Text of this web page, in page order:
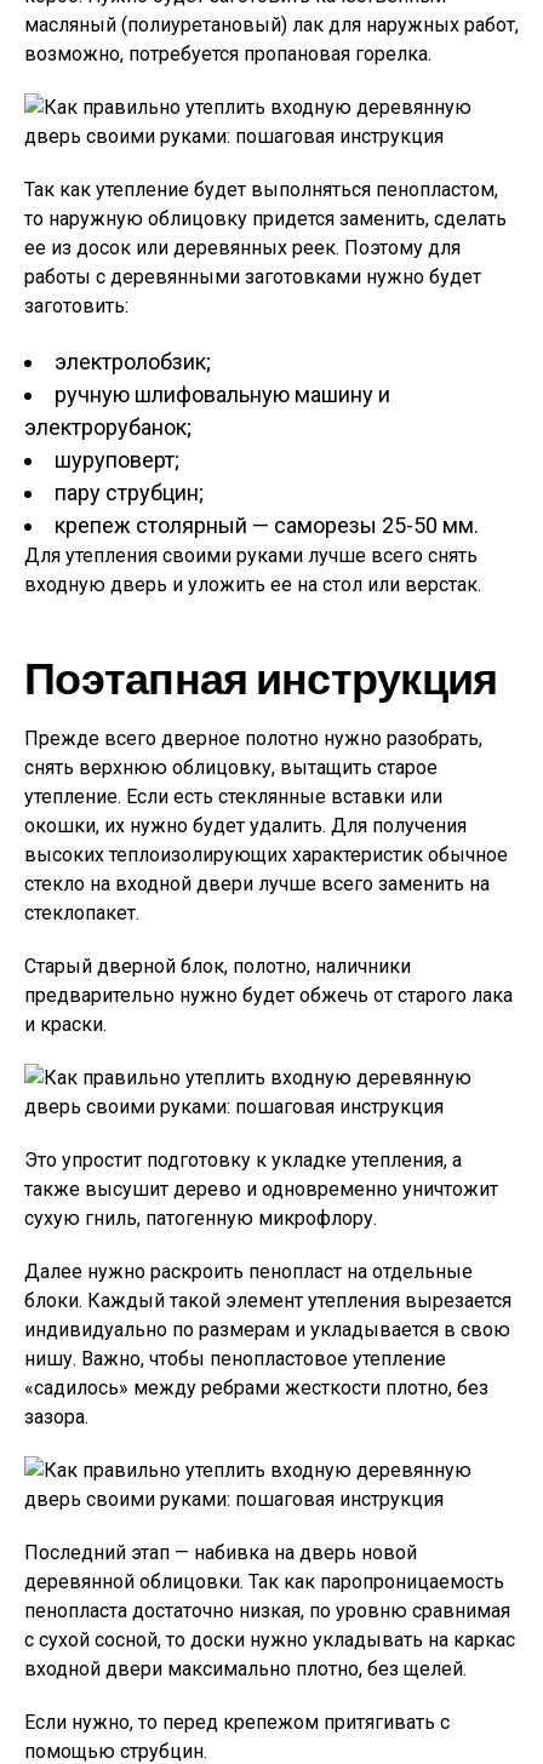
масляный (полиуретановый) лак для наружных работ,
возможно, потребуется пропановая горелка.
Так как утепление будет выполняться пенопластом,
то наружную облицовку придется заменить, сделать
ее из досок или деревянных реек. Поэтому для
работы с деревянными заготовками нужно будет
заготовить:
электролобзик;
ручную шлифовальную машину и
электрорубанок;
шуруповерт;
пару струбцин;
крепеж столярный — саморезы 25-50 мм.
Для утепления своими руками лучше всего снять
входную дверь и уложить ее на стол или верстак.
Поэтапная инструкция
Прежде всего дверное полотно нужно разобрать,
снять верхнюю облицовку, вытащить старое
утепление. Если есть стеклянные вставки или
окошки, их нужно будет удалить. Для получения
высоких теплоизолирующих характеристик обычное
стекло на входной двери лучше всего заменить на
стеклопакет.
Старый дверной блок, полотно, наличники
предварительно нужно будет обжечь от старого лака
и краски.
Это упростит подготовку к укладке утепления, а
также высушит дерево и одновременно уничтожит
сухую гниль, патогенную микрофлору.
Далее нужно раскроить пенопласт на отдельные
блоки. Каждый такой элемент утепления вырезается
индивидуально по размерам и укладывается в свою
нишу. Важно, чтобы пенопластовое утепление
«садилось» между ребрами жесткости плотно, без
зазора.
Последний этап — набивка на дверь новой
деревянной облицовки. Так как паропроницаемость
пенопласта достаточно низкая, по уровню сравнимая
с сухой сосной, то доски нужно укладывать на каркас
входной двери максимально плотно, без щелей.
Если нужно, то перед крепежом притягивать с
помощью струбцин.